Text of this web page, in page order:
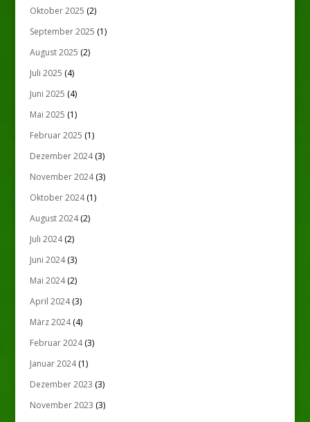
Oktober 2025 (2)
September 2025 (1)
August 2025 (2)
Juli 2025 (4)
Juni 2025 (4)
Mai 2025 (1)
Februar 2025 (1)
Dezember 2024(3)
November 2024(3)
Oktober 2024(1)
August 2024(2)
Juli 2024(2)
Juni 2024(3)
Mai 2024(2)
April 2024(3)
März 2024(4)
Februar 2024(3)
Januar 2024(1)
Dezember 2023 (3)
November 2023 (3)